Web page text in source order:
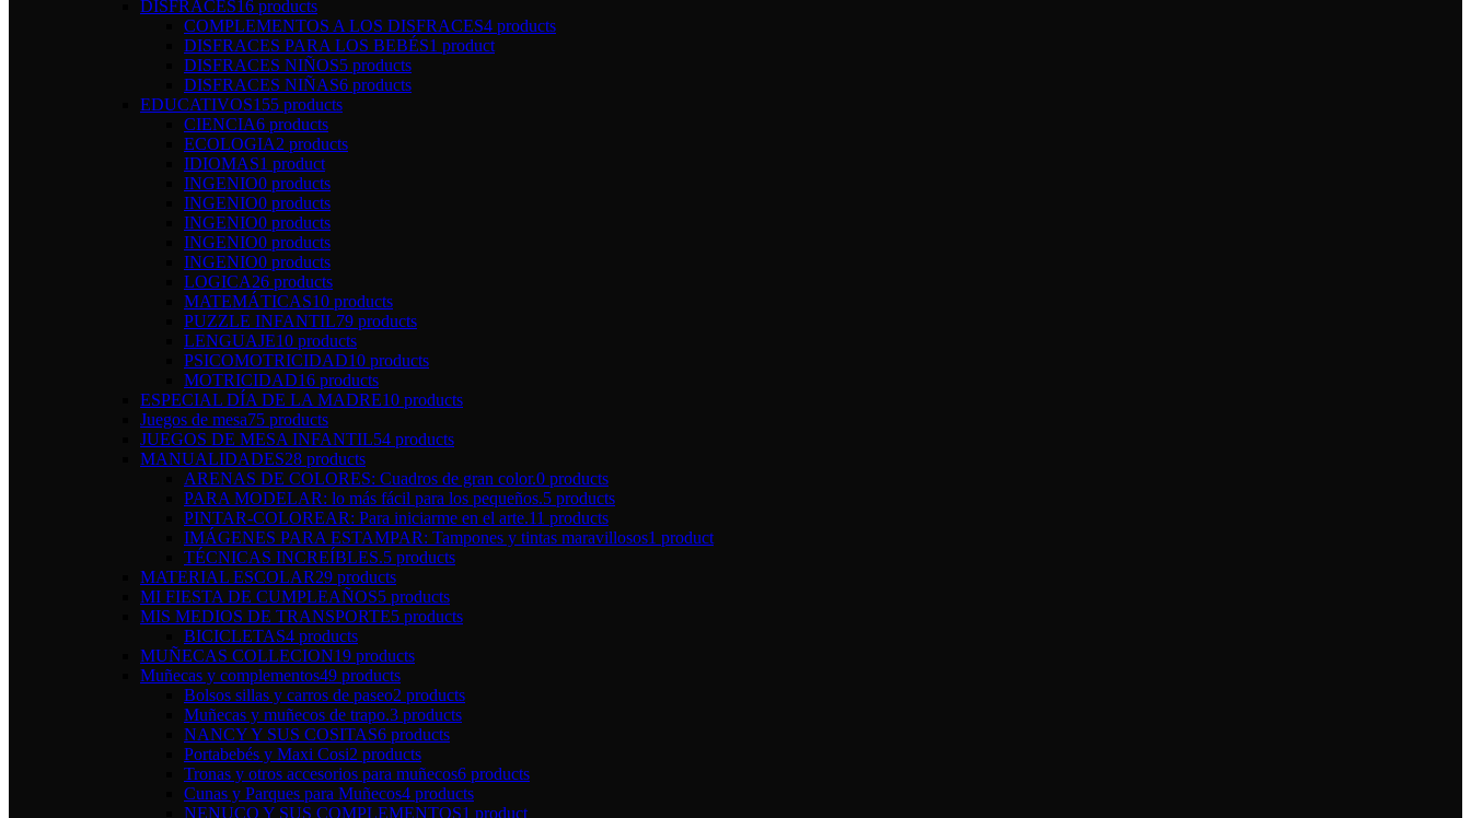
DISFRACES16 products
COMPLEMENTOS A LOS DISFRACES4 products
DISFRACES PARA LOS BEBÉS1 product
DISFRACES NIÑOS5 products
DISFRACES NIÑAS6 products
EDUCATIVOS155 products
CIENCIA6 products
ECOLOGIA2 products
IDIOMAS1 product
INGENIO0 products
INGENIO0 products
INGENIO0 products
INGENIO0 products
INGENIO0 products
LOGICA26 products
MATEMÁTICAS10 products
PUZZLE INFANTIL79 products
LENGUAJE10 products
PSICOMOTRICIDAD10 products
MOTRICIDAD16 products
ESPECIAL DÍA DE LA MADRE10 products
Juegos de mesa75 products
JUEGOS DE MESA INFANTIL54 products
MANUALIDADES28 products
ARENAS DE COLORES: Cuadros de gran color.0 products
PARA MODELAR: lo más fácil para los pequeños.5 products
PINTAR-COLOREAR: Para iniciarme en el arte.11 products
IMÁGENES PARA ESTAMPAR: Tampones y tintas maravillosos1 product
TÉCNICAS INCREÍBLES.5 products
MATERIAL ESCOLAR29 products
MI FIESTA DE CUMPLEAÑOS5 products
MIS MEDIOS DE TRANSPORTE5 products
BICICLETAS4 products
MUÑECAS COLLECION19 products
Muñecas y complementos49 products
Bolsos sillas y carros de paseo2 products
Muñecas y muñecos de trapo.3 products
NANCY Y SUS COSITAS6 products
Portabebés y Maxi Cosi2 products
Tronas y otros accesorios para muñecos6 products
Cunas y Parques para Muñecos4 products
NENUCO Y SUS COMPLEMENTOS1 product